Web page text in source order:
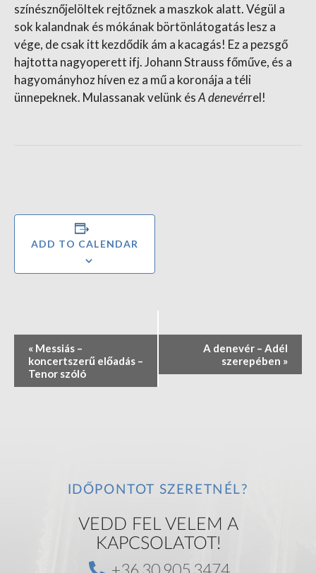
színésznőjelöltek rejtőznek a maszkok alatt. Végül a
sok kalandnak és mókának börtönlátogatás lesz a
vége, de csak itt kezdődik ám a kacagás! Ez a pezsgő
hajtotta nagyoperett ifj. Johann Strauss főműve, és a
hagyományhoz híven ez a mű a koronája a téli
ünnepeknek. Mulassanak velünk ésA denevérrel!
ADD TO CALENDAR
n
« Messiás –
koncertszerű előadás –
Tenor szóló
A denevér – Adél
szerepében »
IDŐPONTOT SZERETNÉL?
VEDD FEL VELEM A
KAPCSOLATOT!